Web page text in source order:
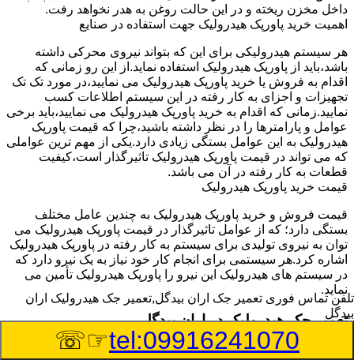
داخل مخزن ریخته و در این حالت روغن به هدر نخواهد رفت.
اهمیت خرید پاورپک هیدرولیک جهت استفاده در صنایع
هر سیستم هیدرولیکی برای این که بتواند نیروی محرکی داشته
باشد،باید از پاورپک هیدرولیک استفاده نماید.از این رو زمانی که
اقدام به فروش یا خرید پاورپک هیدرولیک می نمایید،در مورد تک تک
تجهیزات و اجزای به کار رفته در این سیستم اطلاعات کسب
نمایید.زمانی که اقدام به خرید پاورپک هیدرولیک می نمایید،باید برخی
عوامل و پارامترها را در نظر داشته باشید،چرا که قیمت پاورپک
هیدرولیک به این عوامل بستگی زیادی دارد.یکی از مهم ترین عواملی
که می تواند در قیمت پاورپک هیدرولیک تاثیرگذار است،کیفیت
قطعات به کار رفته در آن می باشد.
قیمت خرید پاورپک هیدرولیک
قیمت فروش و خرید پاورپک هیدرولیک به چندین عامل مختلف
بستگی دارد؛ که از عوامل تاثیرگذار در قیمت پاورپک هیدرولیک می
توان به نیروی تولیدی برای سیستم به کار رفته در پاورپک هیدرولیک
اشاره کرد.هر سیستمی برای انجام کار خود نیاز به یک نیرو دارد که
در سیستم های هیدرولیک این نیرو را پاورپک هیدرولیک تأمین می
نماید.
تعمیر جک هیدرولیک در اران بیدگل
وسیله‎ای که با عملکرد خود موجب بلند شدن اهرم و یا وزن سنگین
تلفن تماس فوری تعمیر جک اران بیدگل,تعمیر جک هیدرولیک اران
بیدگل
tel:09916241070
☞☏